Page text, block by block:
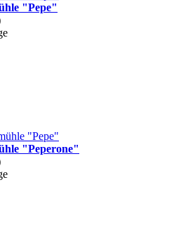
"Pepe"
"Peperone"